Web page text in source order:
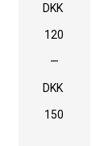
DKK
120
—
DKK
150